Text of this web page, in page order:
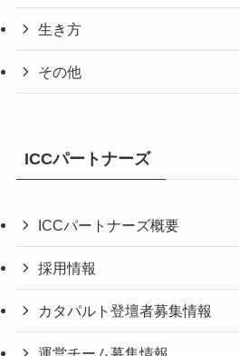
生き方
その他
ICCパートナーズ
ICCパートナーズ概要
採用情報
カタパルト登壇者募集情報